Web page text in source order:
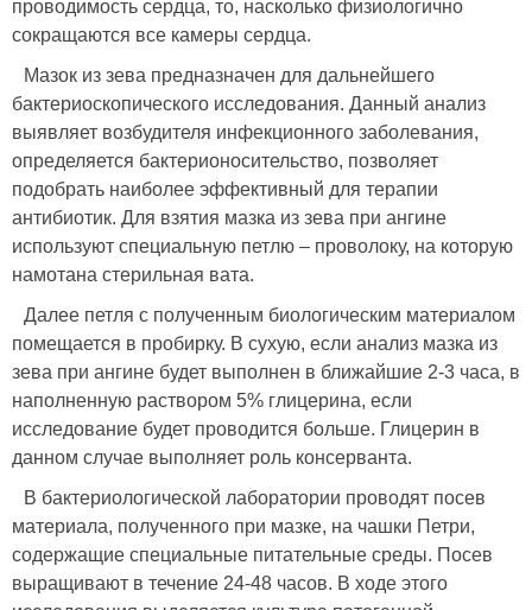
проводимость сердца, то, насколько физиологично
сокращаются все камеры сердца.
Мазок из зева предназначен для дальнейшего
бактериоскопического исследования. Данный анализ
выявляет возбудителя инфекционного заболевания,
определяется бактерионосительство, позволяет
подобрать наиболее эффективный для терапии
антибиотик. Для взятия мазка из зева при ангине
используют специальную петлю – проволоку, на которую
намотана стерильная вата.
Далее петля с полученным биологическим материалом
помещается в пробирку. В сухую, если анализ мазка из
зева при ангине будет выполнен в ближайшие 2-3 часа, в
наполненную раствором 5% глицерина, если
исследование будет проводится больше. Глицерин в
данном случае выполняет роль консерванта.
В бактериологической лаборатории проводят посев
материала, полученного при мазке, на чашки Петри,
содержащие специальные питательные среды. Посев
выращивают в течение 24-48 часов. В ходе этого